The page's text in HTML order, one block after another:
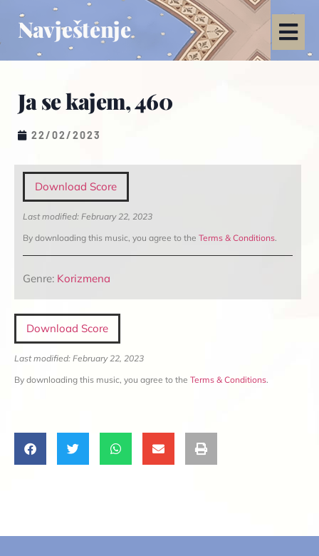
Navještenje
Ja se kajem, 460
22/02/2023
Download Score
Last modified: February 22, 2023
By downloading this music, you agree to the Terms & Conditions.
Genre: Korizmena
Download Score
Last modified: February 22, 2023
By downloading this music, you agree to the Terms & Conditions.